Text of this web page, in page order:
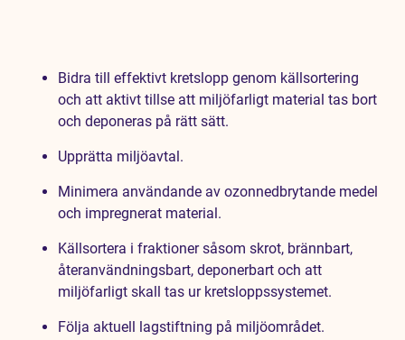
Bidra till effektivt kretslopp genom källsortering
och att aktivt tillse att miljöfarligt material tas bort
och deponeras på rätt sätt.
Upprätta miljöavtal.
Minimera användande av ozonnedbrytande medel
och impregnerat material.
Källsortera i fraktioner såsom skrot, brännbart,
återanvändningsbart, deponerbart och att
miljöfarligt skall tas ur kretsloppssystemet.
Följa aktuell lagstiftning på miljöområdet.